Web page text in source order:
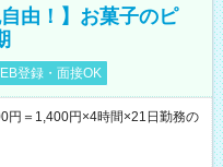
由！】お菓子のピ
登録・面接OK
円＝1,400円×4時間×21日勤務の